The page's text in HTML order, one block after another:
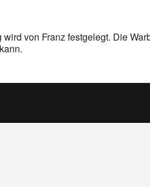
wird von Franz festgelegt. Die